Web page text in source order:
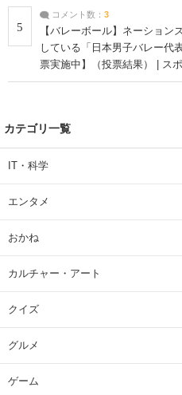
5
コメント数： 3
【バレーボール】ネーション
している「日本男子バレー代
票実施中】（投票結果） | ス
カテゴリ一覧
IT・科学
エンタメ
おかね
カルチャー・アート
クイズ
グルメ
ゲーム